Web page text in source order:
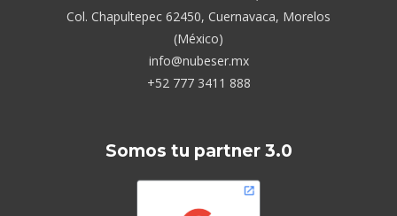
Col. Chapultepec 62450, Cuernavaca, Morelos
(México)
info@nubeser.mx
+52 777 3411 888
Somos tu partner 3.0